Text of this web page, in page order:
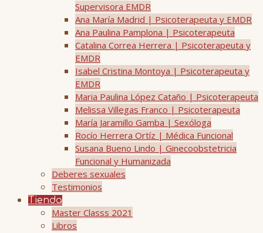
Supervisora EMDR
Ana María Madrid | Psicoterapeuta y EMDR
Ana Paulina Pamplona | Psicoterapeuta
Catalina Correa Herrera | Psicoterapeuta y
EMDR
Isabel Cristina Montoya | Psicoterapeuta y
EMDR
Maria Paulina López Cataño | Psicoterapeuta
Melissa Villegas Franco | Psicoterapeuta
María Jaramillo Gamba | Sexóloga
Rocío Herrera Ortíz | Médica Funcional
Susana Bueno Lindo | Ginecoobstetricia
Funcional y Humanizada
Deberes sexuales
Testimonios
Tienda
Master Classs 2021
Libros